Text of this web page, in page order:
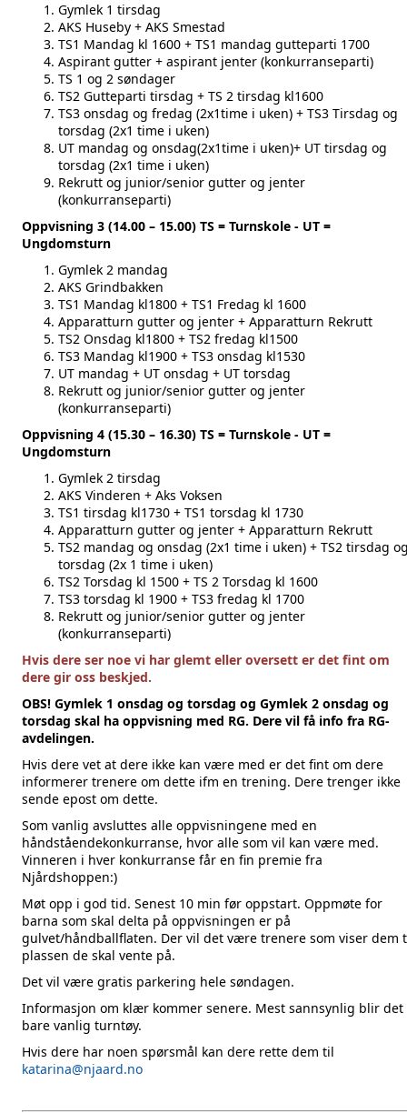
Gymlek 1 tirsdag
AKS Huseby + AKS Smestad
TS1 Mandag kl 1600 + TS1 mandag gutteparti 1700
Aspirant gutter + aspirant jenter (konkurranseparti)
TS 1 og 2 søndager
TS2 Gutteparti tirsdag + TS 2 tirsdag kl1600
TS3 onsdag og fredag (2x1time i uken) + TS3 Tirsdag og
torsdag (2x1 time i uken)
UT mandag og onsdag(2x1time i uken)+ UT tirsdag og
torsdag (2x1 time i uken)
Rekrutt og junior/senior gutter og jenter
(konkurranseparti)
Oppvisning 3 (14.00 – 15.00) TS = Turnskole - UT =
Ungdomsturn
Gymlek 2 mandag
AKS Grindbakken
TS1 Mandag kl1800 + TS1 Fredag kl 1600
Apparatturn gutter og jenter + Apparatturn Rekrutt
TS2 Onsdag kl1800 + TS2 fredag kl1500
TS3 Mandag kl1900 + TS3 onsdag kl1530
UT mandag + UT onsdag + UT torsdag
Rekrutt og junior/senior gutter og jenter
(konkurranseparti)
Oppvisning 4 (15.30 – 16.30) TS = Turnskole - UT =
Ungdomsturn
Gymlek 2 tirsdag
AKS Vinderen + Aks Voksen
TS1 tirsdag kl1730 + TS1 torsdag kl 1730
Apparatturn gutter og jenter + Apparatturn Rekrutt
TS2 mandag og onsdag (2x1 time i uken) + TS2 tirsdag
torsdag (2x 1 time i uken)
TS2 Torsdag kl 1500 + TS 2 Torsdag kl 1600
TS3 torsdag kl 1900 + TS3 fredag kl 1700
Rekrutt og junior/senior gutter og jenter
(konkurranseparti)
Hvis dere ser noe vi har glemt eller oversett er det fint om
dere gir oss beskjed.
OBS! Gymlek 1 onsdag og torsdag og Gymlek 2 onsdag og
torsdag skal ha oppvisning med RG. Dere vil få info fra RG-
avdelingen.
Hvis dere vet at dere ikke kan være med er det fint om dere
informerer trenere om dette ifm en trening. Dere trenger ikke
sende epost om dette.
Som vanlig avsluttes alle oppvisningene med en
håndståendekonkurranse, hvor alle som vil kan være med.
Vinneren i hver konkurranse får en fin premie fra
Njårdshoppen:)
Møt opp i god tid. Senest 10 min før oppstart. Oppmøte for
barna som skal delta på oppvisningen er på
gulvet/håndballflaten. Der vil det være trenere som viser dem
plassen de skal vente på.
Det vil være gratis parkering hele søndagen.
Informasjon om klær kommer senere. Mest sannsynlig blir det
bare vanlig turntøy.
Hvis dere har noen spørsmål kan dere rette dem til
katarina@njaard.no